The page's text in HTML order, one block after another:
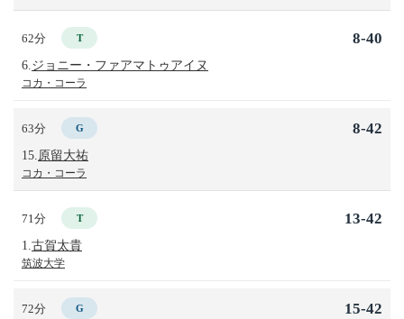
62分 T
6. ジョニー・ファアマトゥアイヌ
コカ・コーラ
8-40
63分 G
15. 原留大祐
コカ・コーラ
8-42
71分 T
1. 古賀太貴
筑波大学
13-42
72分 G 15-42